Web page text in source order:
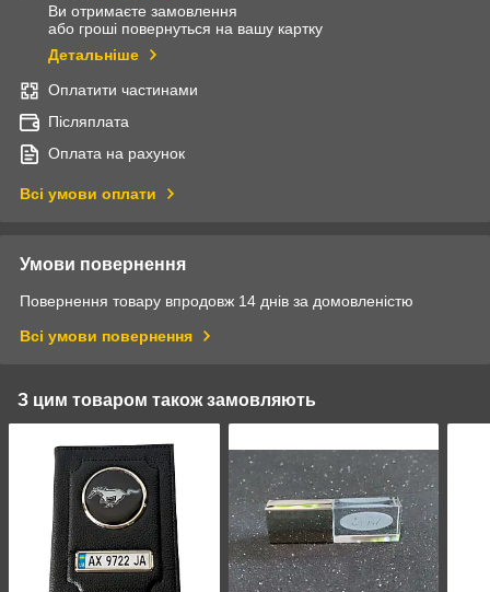
Ви отримаєте замовлення
або гроші повернуться на вашу картку
Детальніше
Оплатити частинами
Післяплата
Оплата на рахунок
Всі умови оплати
Умови повернення
Повернення товару впродовж 14 днів за домовленістю
Всі умови повернення
З цим товаром також замовляють